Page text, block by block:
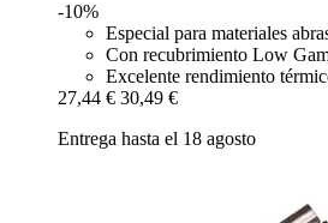
-10%
Especial para materiales
Con recubrimiento Low
Excelente rendimiento
27,44 € 30,49 €
Entrega hasta el 18 agosto